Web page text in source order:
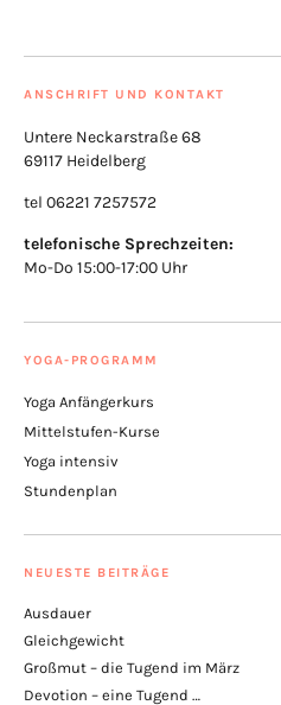
ANSCHRIFT UND KONTAKT
Untere Neckarstraße 68
69117 Heidelberg
tel 06221 7257572
telefonische Sprechzeiten:
Mo-Do 15:00-17:00 Uhr
YOGA-PROGRAMM
Yoga Anfängerkurs
Mittelstufen-Kurse
Yoga intensiv
Stundenplan
NEUESTE BEITRÄGE
Ausdauer
Gleichgewicht
Großmut – die Tugend im März
Devotion – eine Tugend …